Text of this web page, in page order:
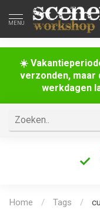
☀️
verzonden, maar
werkdagen
MENU
Home / Tags /